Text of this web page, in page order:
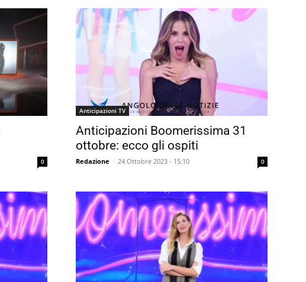
0
Anticipazioni TV
Anticipazioni Boomerissima 31
ottobre: ecco gli ospiti
Redazione - 24 Ottobre 2023 - 15:10 0